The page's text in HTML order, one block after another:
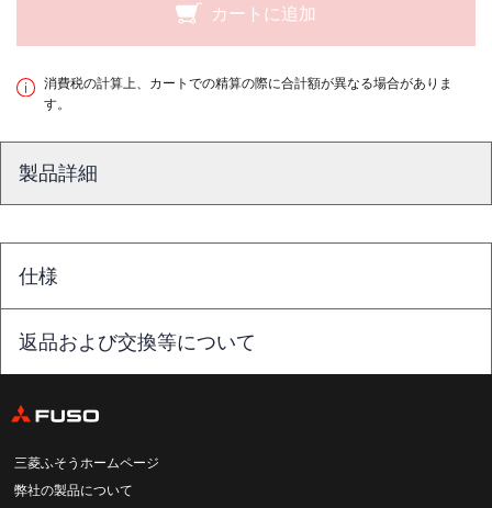
カートに追加
消費税の計算上、カートでの精算の際に合計額が異なる場合がありま
す。
製品詳細
仕様
返品および交換等について
三菱ふそうホームページ
弊社の製品について